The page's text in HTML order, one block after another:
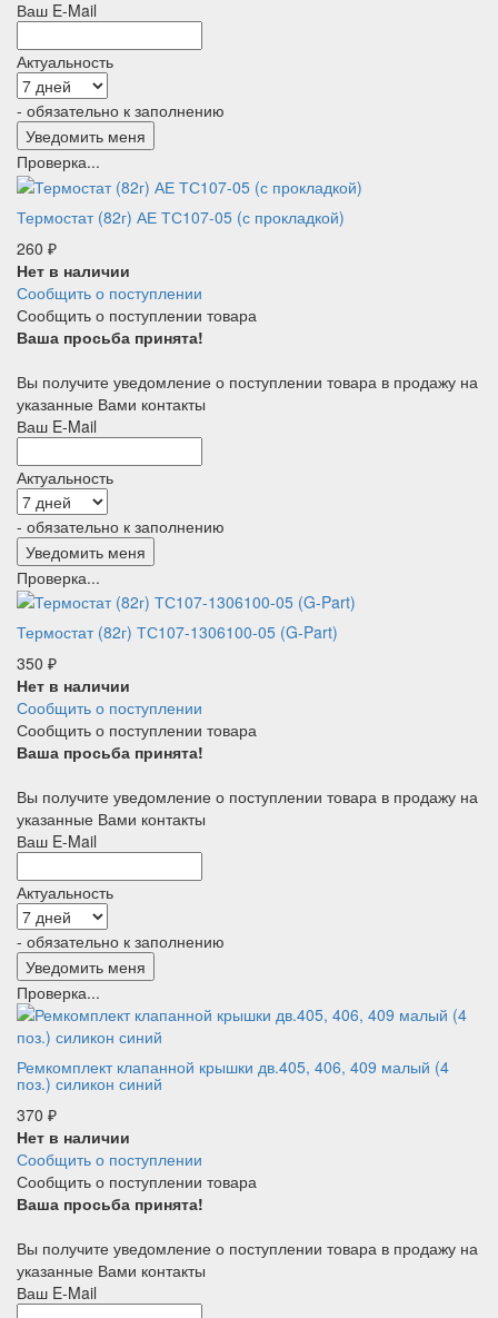
Ваш E-Mail
Актуальность
- обязательно к заполнению
Проверка...
Термостат (82г) АЕ ТС107-05 (с прокладкой)
260 ₽
Нет в наличии
Сообщить о поступлении
Сообщить о поступлении товара
Ваша просьба принята!
Вы получите уведомление о поступлении товара в продажу на
указанные Вами контакты
Ваш E-Mail
Актуальность
- обязательно к заполнению
Проверка...
Термостат (82г) ТС107-1306100-05 (G-Part)
350 ₽
Нет в наличии
Сообщить о поступлении
Сообщить о поступлении товара
Ваша просьба принята!
Вы получите уведомление о поступлении товара в продажу на
указанные Вами контакты
Ваш E-Mail
Актуальность
- обязательно к заполнению
Проверка...
Ремкомплект клапанной крышки дв.405, 406, 409 малый (4
поз.) силикон синий
370 ₽
Нет в наличии
Сообщить о поступлении
Сообщить о поступлении товара
Ваша просьба принята!
Вы получите уведомление о поступлении товара в продажу на
указанные Вами контакты
Ваш E-Mail